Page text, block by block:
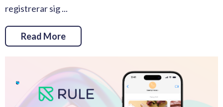
registrerar sig ...
Read More